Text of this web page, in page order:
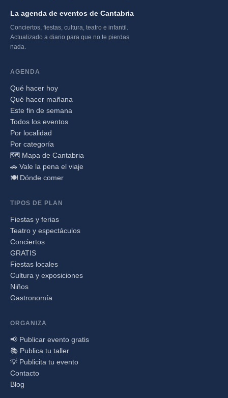
La agenda de eventos de Cantabria
Conciertos, fiestas, cultura, teatro e infantil.
Actualizado a diario para que no te pierdas
nada.
AGENDA
Qué hacer hoy
Qué hacer mañana
Este fin de semana
Todos los eventos
Por localidad
Por categoría
🗺️ Mapa de Cantabria
🚗 Vale la pena el viaje
🍽️ Dónde comer
TIPOS DE PLAN
Fiestas y ferias
Teatro y espectáculos
Conciertos
GRATIS
Fiestas locales
Cultura y exposiciones
Niños
Gastronomía
ORGANIZA
📢 Publicar evento gratis
📚 Publica tu taller
💡 Publicita tu evento
Contacto
Blog